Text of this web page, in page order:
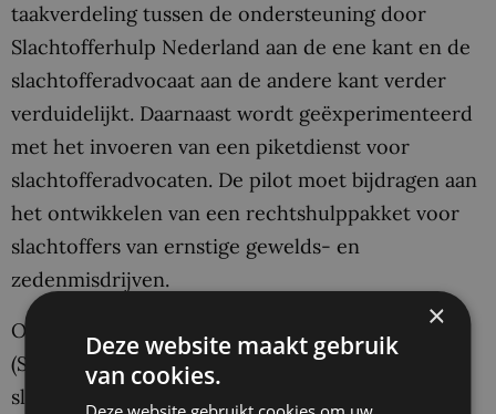
taakverdeling tussen de ondersteuning door
Slachtofferhulp Nederland aan de ene kant en de
slachtofferadvocaat aan de andere kant verder
verduidelijkt. Daarnaast wordt geëxperimenteerd
met het invoeren van een piketdienst voor
slachtofferadvocaten. De pilot moet bijdragen aan
het ontwikkelen van een rechtshulppakket voor
slachtoffers van ernstige gewelds- en
zedenmisdrijven.
Op dit moment wordt met betrokken partijen
(Slachtofferhulp Nederland,
slachtofferadvocatuur, politie en de Raad voor
×
Deze website maakt gebruik
van cookies.